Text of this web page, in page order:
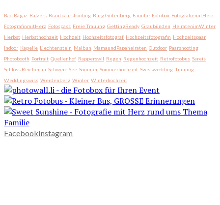
Bad Ragaz Balzers Brautpaarshooting Burg Gutenberg Familie Fotobox FotografiemitHerz
FotografinmitHerz Fotospass Freie Trauung GettingReady Graubünden HeiratenimWinter
Herbst Herbsthochzeit Hochzeit Hochzeitsfotograf Hochzeitsfotografin Hochzeitspaar
Indoor Kapelle Liechtenstein Malbun MamaundPapaheiraten Outdoor Paarshooting
Photobooth Portrait Quellenhof Rapperswil Regen Regenhochzeit Retrofotobus Sareis
Schloss Reichenau Schweiz See Sommer Sommerhochzeit Swisswedding Trauung
Weddingswiss Werdenberg Winter Winterhochzeit
FacebookInstagram